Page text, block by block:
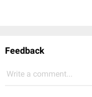
Feedback
Write a comment...